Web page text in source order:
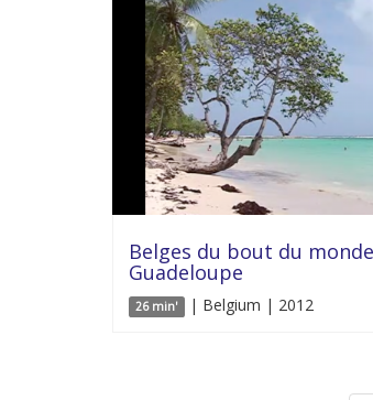
Belges du bout du
Guadeloupe
26 min' | Belgium | 2012